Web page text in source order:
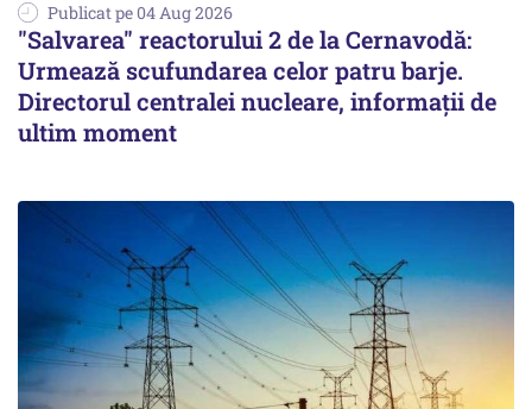
Publicat pe 04 Aug 2026
"Salvarea" reactorului 2 de la Cernavodă:
Urmează scufundarea celor patru barje.
Directorul centralei nucleare, informații de
ultim moment